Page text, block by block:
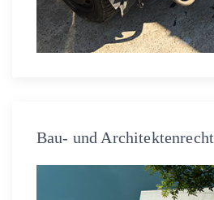
Bau- und Architektenrecht